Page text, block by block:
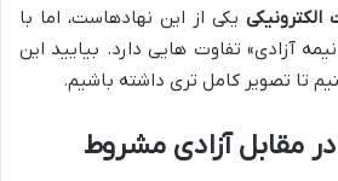
الکترونیکی یکی از این نهادهاست، اما با
آزادی» تفاوت هایی دارد. بیایید این
تا تصویر کامل تری داشته باشیم.
در مقابل آزادی مشروط